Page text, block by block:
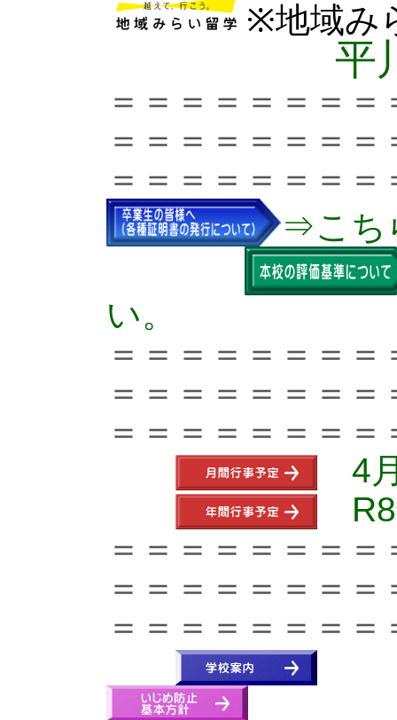
※地域み
平
＝＝＝＝＝＝＝
＝＝＝＝＝＝＝
＝＝＝＝＝＝＝＝
⇒こち
い。
＝＝＝＝＝＝＝
＝＝＝＝＝＝＝
＝＝＝＝＝＝＝＝
4
＝＝＝＝＝＝＝
＝＝＝＝＝＝＝
＝＝＝＝＝＝＝＝